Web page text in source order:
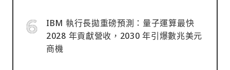
IBM 執行長拋重磅預測：量子運算最快
2028 年貢獻營收，2030 年引爆數兆美元
商機